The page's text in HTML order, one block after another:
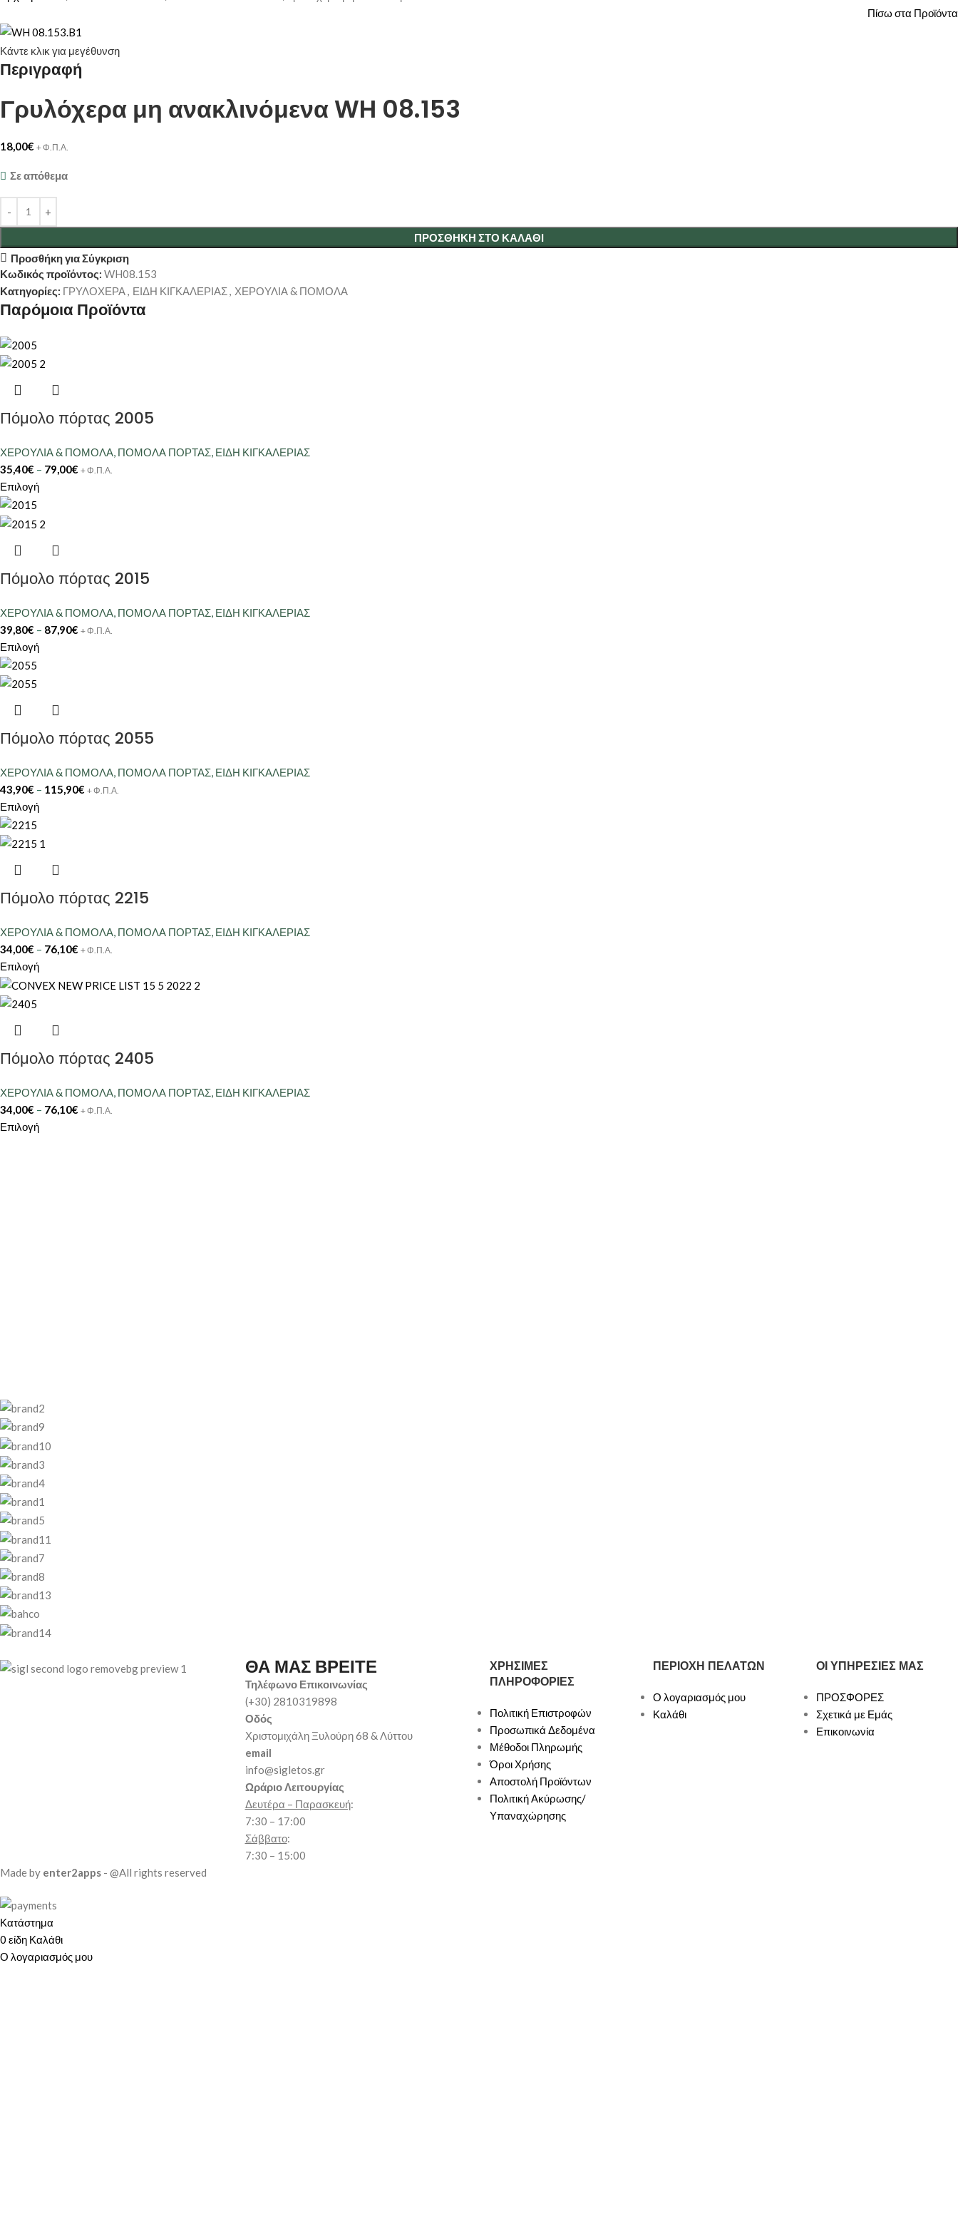
Πίσω στα Προϊόντα
Κάντε κλικ για μεγέθυνση
Περιγραφή
Γρυλόχερα μη ανακλινόμενα WH 08.153
18,00€ + Φ.Π.Α.
Σε απόθεμα
ΠΡΟΣΘΉΚΗ ΣΤΟ ΚΑΛΆΘΙ
Προσθήκη για Σύγκριση
Κωδικός προϊόντος: WH08.153
Κατηγορίες: ΓΡΥΛΟΧΕΡΑ, ΕΙΔΗ ΚΙΓΚΑΛΕΡΙΑΣ, ΧΕΡΟΥΛΙΑ & ΠΟΜΟΛΑ
Παρόμοια Προϊόντα
Πόμολο πόρτας 2005
ΧΕΡΟΥΛΙΑ & ΠΟΜΟΛΑ, ΠΟΜΟΛΑ ΠΟΡΤΑΣ, ΕΙΔΗ ΚΙΓΚΑΛΕΡΙΑΣ
35,40€ – 79,00€ + Φ.Π.Α.
Επιλογή
Πόμολο πόρτας 2015
ΧΕΡΟΥΛΙΑ & ΠΟΜΟΛΑ, ΠΟΜΟΛΑ ΠΟΡΤΑΣ, ΕΙΔΗ ΚΙΓΚΑΛΕΡΙΑΣ
39,80€ – 87,90€ + Φ.Π.Α.
Επιλογή
Πόμολο πόρτας 2055
ΧΕΡΟΥΛΙΑ & ΠΟΜΟΛΑ, ΠΟΜΟΛΑ ΠΟΡΤΑΣ, ΕΙΔΗ ΚΙΓΚΑΛΕΡΙΑΣ
43,90€ – 115,90€ + Φ.Π.Α.
Επιλογή
Πόμολο πόρτας 2215
ΧΕΡΟΥΛΙΑ & ΠΟΜΟΛΑ, ΠΟΜΟΛΑ ΠΟΡΤΑΣ, ΕΙΔΗ ΚΙΓΚΑΛΕΡΙΑΣ
34,00€ – 76,10€ + Φ.Π.Α.
Επιλογή
Πόμολο πόρτας 2405
ΧΕΡΟΥΛΙΑ & ΠΟΜΟΛΑ, ΠΟΜΟΛΑ ΠΟΡΤΑΣ, ΕΙΔΗ ΚΙΓΚΑΛΕΡΙΑΣ
34,00€ – 76,10€ + Φ.Π.Α.
Επιλογή
ΘΑ ΜΑΣ ΒΡΕΙΤΕ
Τηλέφωνο Επικοινωνίας
(+30) 2810319898
Οδός
Χριστομιχάλη Ξυλούρη 68 & Λύττου
email
info@sigletos.gr
Ωράριο Λειτουργίας
Δευτέρα – Παρασκευή:
7:30 – 17:00
Σάββατο:
7:30 – 15:00
ΧΡΗΣΙΜΕΣ
ΠΛΗΡΟΦΟΡΙΕΣ
Πολιτική Επιστροφών
Προσωπικά Δεδομένα
Μέθοδοι Πληρωμής
Όροι Χρήσης
Αποστολή Προϊόντων
Πολιτική Ακύρωσης/
Υπαναχώρησης
ΠΕΡΙΟΧΗ ΠΕΛΑΤΩΝ
Ο λογαριασμός μου
Καλάθι
ΟΙ ΥΠΗΡΕΣΙΕΣ ΜΑΣ
ΠΡΟΣΦΟΡΕΣ
Σχετικά με Εμάς
Επικοινωνία
Made by enter2apps - @All rights reserved
Κατάστημα
0 είδη Καλάθι
Ο λογαριασμός μου